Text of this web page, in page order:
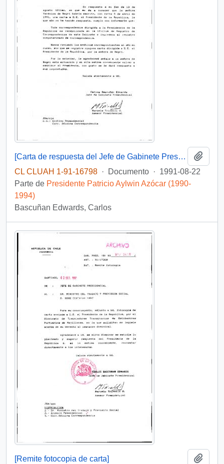
[Carta de respuesta del Jefe de Gabinete Presidencial dirigida al Embajador de Chile ante la Organización de Estados Americanos]
CL CLUAH 1-91-16798 · Documento · 1991-08-22
Parte de Presidente Patricio Aylwin Azócar (1990-
1994)
Bascuñan Edwards, Carlos
[Remite fotocopia de carta]